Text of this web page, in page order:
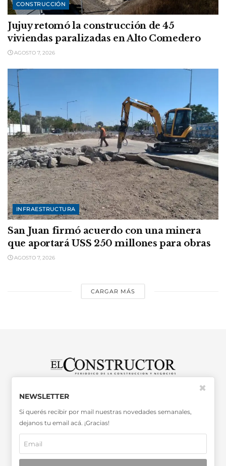
CONSTRUCCIÓN
Jujuy retomó la construcción de 45
viviendas paralizadas en Alto Comedero
AGOSTO 7, 2026
INFRAESTRUCTURA
San Juan firmó acuerdo con una minera
que aportará USS 250 millones para obras
AGOSTO 7, 2026
CARGAR MÁS
ADEPA
NEWSLETTER
Si querés recibir por mail nuestras novedades semanales,
dejanos tu email acá. ¡Gracias!
✖